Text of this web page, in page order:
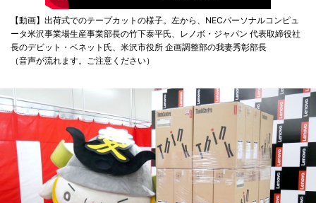
【動画】出荷式でのテープカットの様子。左から、NECパーソナルコンピュ
ータ米沢事業場生産事業部長の竹下泰平氏、レノボ・ジャパン 代表取締役社
長のデビット・ベネット氏、米沢市役所 企画調整部の我妻秀彰部長
（音声が流れます。ご注意ください）